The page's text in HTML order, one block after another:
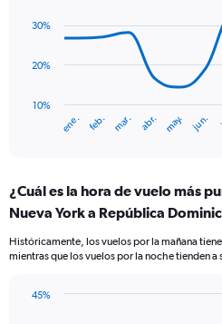
Range:
15.
data
The
has
categories.
Range:
categories.
The
has
ene. feb. mar. abr. may. jun.
10%
20%
30%
¿Cuál es la hora de vuelo más
Nueva York a República
Históricamente, los vuelos por la mañana
mientras que los vuelos por la noche tienden a
45%